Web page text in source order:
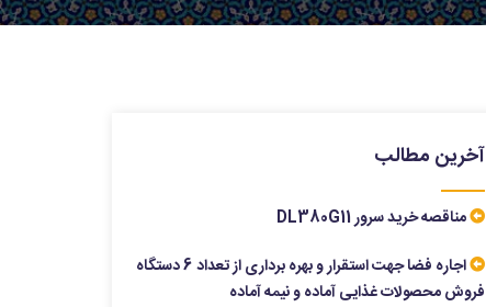
آخرین مطالب
مناقصه خرید سرور DL380G11
اجاره فضا جهت استقرار و بهره برداری از تعداد 6 دستگاه
فروش محصولات غذایی آماده و نیمه آماده